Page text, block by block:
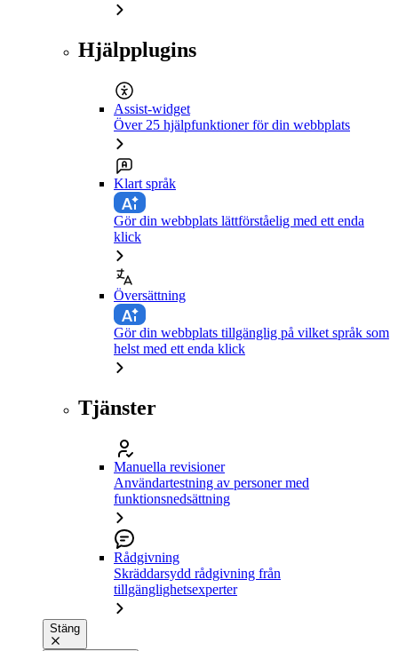
Hjälpplugins
Assist-widget
Över 25 hjälpfunktioner för din webbplats
Klart språk
Gör din webbplats lättförståelig med ett enda
klick
Översättning
Gör din webbplats tillgänglig på vilket språk som
helst med ett enda klick
Tjänster
Manuella revisioner
Användartestning av personer med
funktionsnedsättning
Rådgivning
Skräddarsydd rådgivning från
tillgänglighetsexperter
Stäng